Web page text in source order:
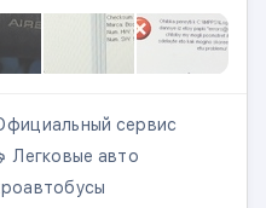
сервис
Легковые авто